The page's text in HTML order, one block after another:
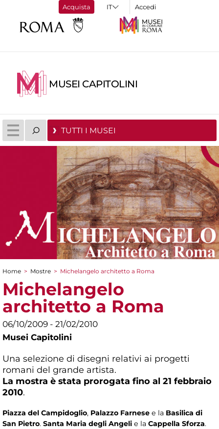
Acquista Accedi
MUSEI CAPITOLINI
TUTTI I MUSEI
Tu sei qui
Home > Mostre > Michelangelo architetto a Roma
Michelangelo
architetto a Roma
06/10/2009 - 21/02/2010
Musei Capitolini
Una selezione di disegni relativi ai progetti
romani del grande artista.
La mostra è stata prorogata fino al 21 febbraio
2010.
Piazza del Campidoglio, Palazzo Farnese e la Basilica di
San Pietro. Santa Maria degli Angeli e la Cappella Sforza.